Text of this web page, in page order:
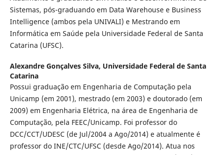
Sistemas, pós-graduando em Data Warehouse e Business
Intelligence (ambos pela UNIVALI) e Mestrando em
Informática em Saúde pela Universidade Federal de Santa
Catarina (UFSC).
Alexandre Gonçalves Silva, Universidade Federal de Santa
Catarina
Possui graduação em Engenharia de Computação pela
Unicamp (em 2001), mestrado (em 2003) e doutorado (em
2009) em Engenharia Elétrica, na área de Engenharia de
Computação, pela FEEC/Unicamp. Foi professor do
DCC/CCT/UDESC (de Jul/2004 a Ago/2014) e atualmente é
professor do INE/CTC/UFSC (desde Ago/2014). Atua nos